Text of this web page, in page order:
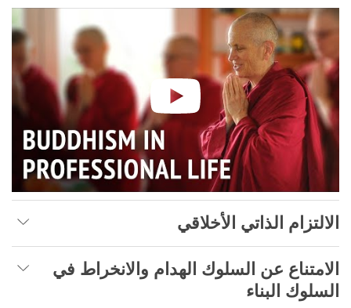
الالتزام الذاتي الأخلاقي
الامتناع عن السلوك الهدام والانخراط في
السلوك البناء